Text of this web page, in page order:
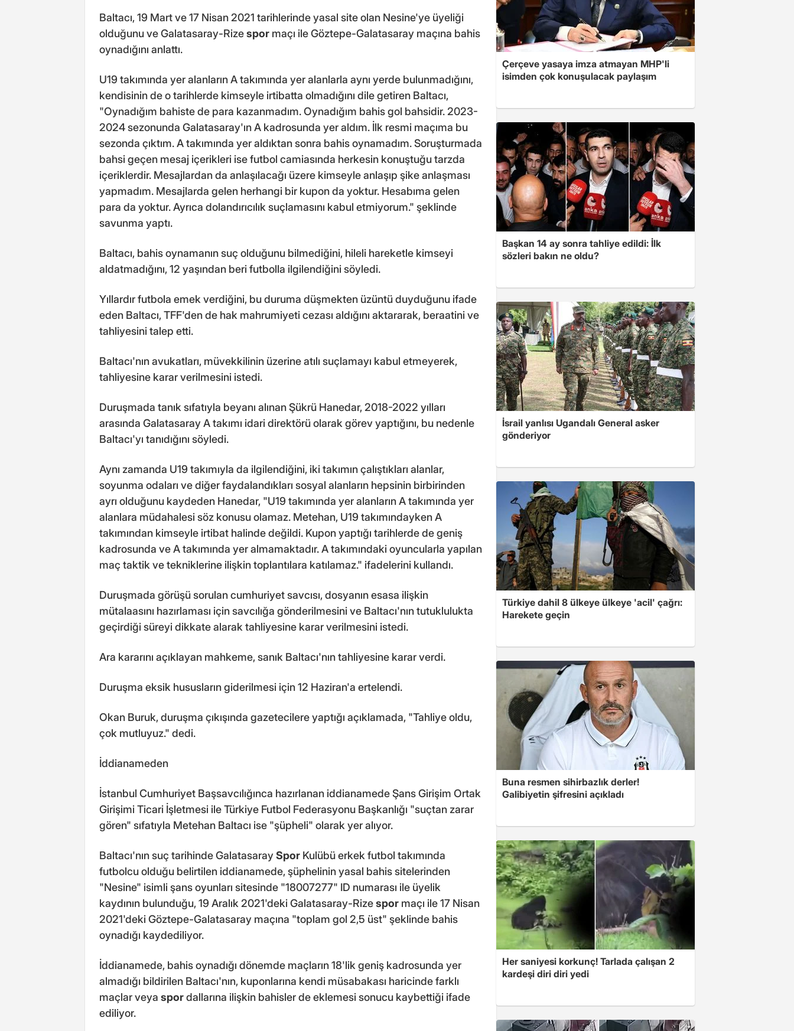
Baltacı, 19 Mart ve 17 Nisan 2021 tarihlerinde yasal site olan Nesine'ye üyeliği
olduğunu ve Galatasaray-Rizespor maçı ile Göztepe-Galatasaray maçına bahis
oynadığını anlattı.
U19 takımında yer alanların A takımında yer alanlarla aynı yerde bulunmadığını,
kendisinin de o tarihlerde kimseyle irtibatta olmadığını dile getiren Baltacı,
"Oynadığım bahiste de para kazanmadım. Oynadığım bahis gol bahsidir. 2023-
2024 sezonunda Galatasaray'ın A kadrosunda yer aldım. İlk resmi maçıma bu
sezonda çıktım. A takımında yer aldıktan sonra bahis oynamadım. Soruşturmada
bahsi geçen mesaj içerikleri ise futbol camiasında herkesin konuştuğu tarzda
içeriklerdir. Mesajlardan da anlaşılacağı üzere kimseyle anlaşıp şike anlaşması
yapmadım. Mesajlarda gelen herhangi bir kupon da yoktur. Hesabıma gelen
para da yoktur. Ayrıca dolandırıcılık suçlamasını kabul etmiyorum." şeklinde
savunma yaptı.
Baltacı, bahis oynamanın suç olduğunu bilmediğini, hileli hareketle kimseyi
aldatmadığını, 12 yaşından beri futbolla ilgilendiğini söyledi.
Yıllardır futbola emek verdiğini, bu duruma düşmekten üzüntü duyduğunu ifade
eden Baltacı, TFF'den de hak mahrumiyeti cezası aldığını aktararak, beraatini ve
tahliyesini talep etti.
Baltacı'nın avukatları, müvekkilinin üzerine atılı suçlamayı kabul etmeyerek,
tahliyesine karar verilmesini istedi.
Duruşmada tanık sıfatıyla beyanı alınan Şükrü Hanedar, 2018-2022 yılları
arasında Galatasaray A takımı idari direktörü olarak görev yaptığını, bu nedenle
Baltacı'yı tanıdığını söyledi.
Aynı zamanda U19 takımıyla da ilgilendiğini, iki takımın çalıştıkları alanlar,
soyunma odaları ve diğer faydalandıkları sosyal alanların hepsinin birbirinden
ayrı olduğunu kaydeden Hanedar, "U19 takımında yer alanların A takımında yer
alanlara müdahalesi söz konusu olamaz. Metehan, U19 takımındayken A
takımından kimseyle irtibat halinde değildi. Kupon yaptığı tarihlerde de geniş
kadrosunda ve A takımında yer almamaktadır. A takımındaki oyuncularla yapılan
maç taktik ve tekniklerine ilişkin toplantılara katılamaz." ifadelerini kullandı.
Duruşmada görüşü sorulan cumhuriyet savcısı, dosyanın esasa ilişkin
mütalaasını hazırlaması için savcılığa gönderilmesini ve Baltacı'nın tutuklulukta
geçirdiği süreyi dikkate alarak tahliyesine karar verilmesini istedi.
Ara kararını açıklayan mahkeme, sanık Baltacı'nın tahliyesine karar verdi.
Duruşma eksik hususların giderilmesi için 12 Haziran'a ertelendi.
Okan Buruk, duruşma çıkışında gazetecilere yaptığı açıklamada, "Tahliye oldu,
çok mutluyuz." dedi.
İddianameden
İstanbul Cumhuriyet Başsavcılığınca hazırlanan iddianamede Şans Girişim Ortak
Girişimi Ticari İşletmesi ile Türkiye Futbol Federasyonu Başkanlığı "suçtan zarar
gören" sıfatıyla Metehan Baltacı ise "şüpheli" olarak yer alıyor.
Baltacı'nın suç tarihinde GalatasaraySpor Kulübü erkek futbol takımında
futbolcu olduğu belirtilen iddianamede, şüphelinin yasal bahis sitelerinden
"Nesine" isimli şans oyunları sitesinde "18007277" ID numarası ile üyelik
kaydının bulunduğu, 19 Aralık 2021'deki Galatasaray-Rizespor maçı ile 17 Nisan
2021'deki Göztepe-Galatasaray maçına "toplam gol 2,5 üst" şeklinde bahis
oynadığı kaydediliyor.
İddianamede, bahis oynadığı dönemde maçların 18'lik geniş kadrosunda yer
almadığı bildirilen Baltacı'nın, kuponlarına kendi müsabakası haricinde farklı
maçlar veya spordallarına ilişkin bahisler de eklemesi sonucu kaybettiği ifade
ediliyor.
Çerçeve yasaya imza atmayan MHP'li
isimden çok konuşulacak paylaşım
Başkan 14 ay sonra tahliye edildi: İlk
sözleri bakın ne oldu?
İsrail yanlısı Ugandalı General asker
gönderiyor
Türkiye dahil 8 ülkeye ülkeye 'acil' çağrı:
Harekete geçin
Buna resmen sihirbazlık derler!
Galibiyetin şifresini açıkladı
Her saniyesi korkunç! Tarlada çalışan 2
kardeşi diri diri yedi